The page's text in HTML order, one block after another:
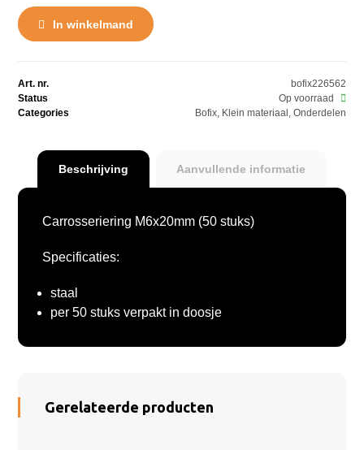
In winkelmand
Art. nr.
bofix226562
Status
Op voorraad
Categories
Bofix, Klein materiaal , Onderdelen
Beschrijving Aanvullende informatie
Carrosseriering M6x20mm (50 stuks)
Specificaties:
staal
per 50 stuks verpakt in doosje
Gerelateerde producten